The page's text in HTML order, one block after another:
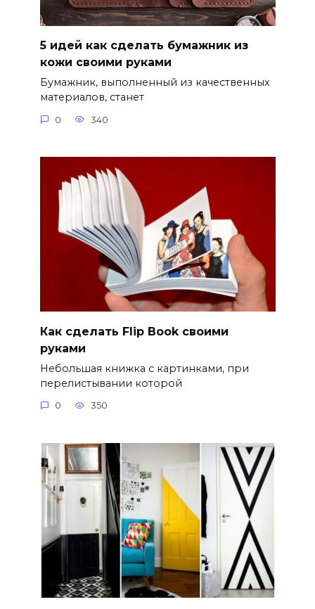
5 идей как сделать бумажник из
кожи своими руками
Бумажник, выполненный из качественных
материалов, станет
0 340
Как сделать Flip Book своими
руками
Небольшая книжка с картинками, при
перелистывании которой
0 350